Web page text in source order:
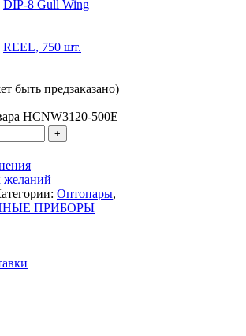
DIP-8 Gull Wing
REEL, 750 шт.
быть предзаказано)
HCNW3120-500E
желаний
Оптопары,
ПРИБОРЫ